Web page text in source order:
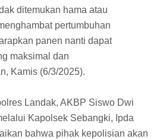
ditemukan hama atau
pertumbuhan
panen nanti dapat
maksimal dan
Kamis (6/3/2025).
Landak, AKBP Siswo Dwi
Kapolsek Sebangki, Ipda
bahwa pihak kepolisian akan